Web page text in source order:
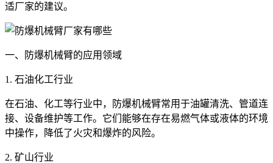
适厂家的建议。
一、防爆机械臂的应用领域
1. 石油化工行业
在石油、化工等行业中，防爆机械臂常用于油罐清洗、管道连
接、设备维护等工作。它们能够在存在易燃气体或液体的环境
中操作，降低了火灾和爆炸的风险。
2. 矿山行业